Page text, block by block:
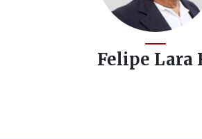
Felipe Lara